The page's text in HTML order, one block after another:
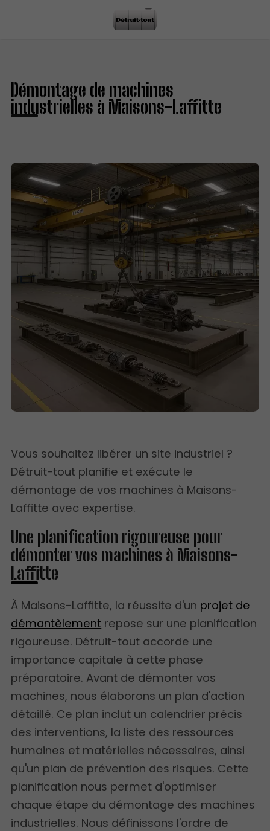
Démontage de machines
industrielles à Maisons-Laffitte
Vous souhaitez libérer un site industriel ?
Détruit-tout planifie et exécute le
démontage de vos machines à Maisons-
Laffitte avec expertise.
Une planification rigoureuse pour
démonter vos machines à Maisons-
Laffitte
À Maisons-Laffitte, la réussite d'un projet de
démantèlement repose sur une planification
rigoureuse. Détruit-tout accorde une
importance capitale à cette phase
préparatoire. Avant de démonter vos
machines, nous élaborons un plan d'action
détaillé. Ce plan inclut un calendrier précis
des interventions, la liste des ressources
humaines et matérielles nécessaires, ainsi
qu'un plan de prévention des risques. Cette
planification nous permet d'optimiser
chaque étape du démontage des machines
industrielles. Nous définissons l'ordre de